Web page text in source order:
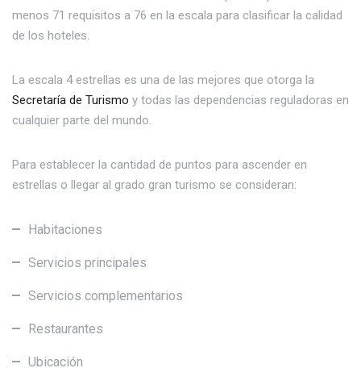
menos 71 requisitos a 76 en la escala para clasificar la calidad
de los hoteles.
La escala 4 estrellas es una de las mejores que otorga la
Secretaría de Turismo y todas las dependencias reguladoras en
cualquier parte del mundo.
Para establecer la cantidad de puntos para ascender en
estrellas o llegar al grado gran turismo se consideran:
Habitaciones
Servicios principales
Servicios complementarios
Restaurantes
Ubicación